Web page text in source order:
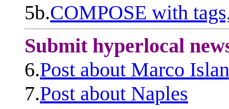
5b.COMPOSE with
Submit hyperlocal
6.Post about Marco
7.Post about Naples